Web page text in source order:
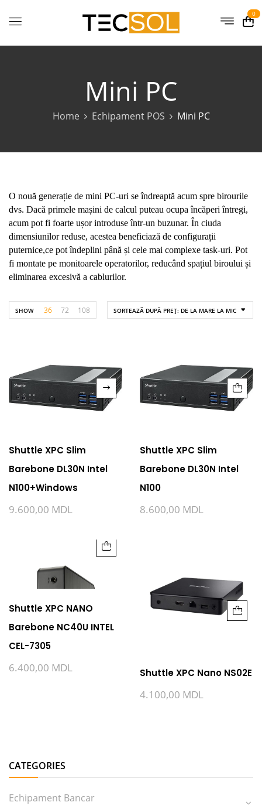
0
Mini PC
Home Echipament POS Mini PC
CATEGORIES
Echipament Bancar
O nouă generație de mini PC-uri se îndreaptă acum spre birourile
dvs. Dacă primele mașini de calcul puteau ocupa încăperi întregi,
acum pot fi foarte ușor introduse într-un buzunar. În ciuda
dimensiunilor reduse, acestea beneficiază de configurații
puternice,ce pot îndeplini până și cele mai complexe task-uri. Pot
fi montate pe monitoarele operatorilor, reducând spațiul biroului și
eliminarea excesivă a cablurilor.
SORTEAZĂ DUPĂ PREȚ: DE LA MARE LA MIC
SHOW 36 72 108
Shuttle XPC Slim
Barebone DL30N Intel
N100+Windows
9.600,00 MDL
Shuttle XPC Slim
Barebone DL30N Intel
N100
8.600,00 MDL
Shuttle XPC NANO
Barebone NC40U INTEL
CEL-7305
6.400,00 MDL Shuttle XPC Nano NS02E
4.100,00 MDL